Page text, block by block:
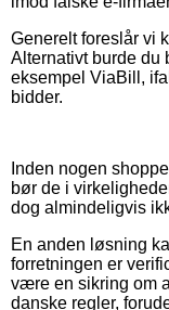
Generelt foreslår vi
Alternativt burde du
eksempel ViaBill,
bidder.
Inden nogen
bør de i
dog almindeligvis
En anden løsning
forretningen er
være en sikring om
danske regler,